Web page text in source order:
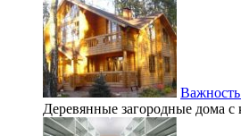
Деревянные загородные дома